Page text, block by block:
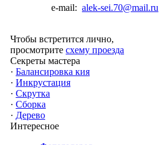
e-mail: alek-sei.70@mail.ru
Чтобы встретится лично,
просмотрите схему проезда
Секреты мастера
· Балансировка кия
· Инкрустация
· Скрутка
· Сборка
· Дерево
Интересное